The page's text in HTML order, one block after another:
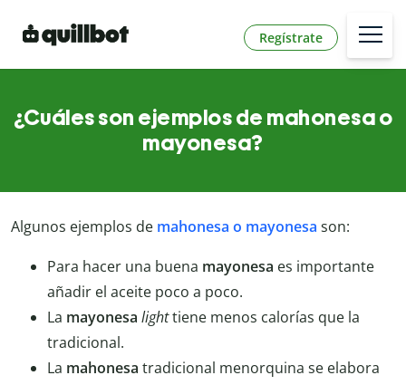
Regístrate
¿Cuáles son ejemplos de mahonesa o
mayonesa?
Algunos ejemplos de mahonesa o mayonesa son:
Para hacer una buena mayonesa es importante
añadir el aceite poco a poco.
La mayonesa lighttiene menos calorías que la
tradicional.
La mahonesa tradicional menorquina se elabora